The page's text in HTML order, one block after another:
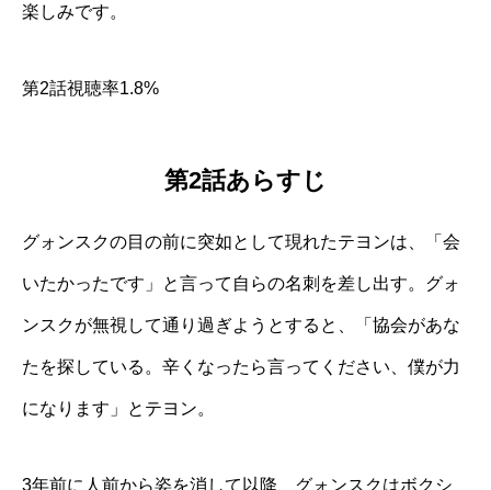
楽しみです。
第2話視聴率1.8%
第2話あらすじ
グォンスクの目の前に突如として現れたテヨンは、「会
いたかったです」と言って自らの名刺を差し出す。グォ
ンスクが無視して通り過ぎようとすると、「協会があな
たを探している。辛くなったら言ってください、僕が力
になります」とテヨン。
3年前に人前から姿を消して以降、グォンスクはボクシ